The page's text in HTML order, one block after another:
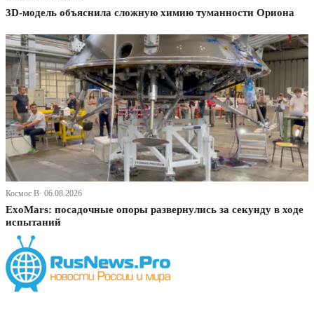
3D-модель объяснила сложную химию туманности Ориона
Космос В· 06.08.2026
ExoMars: посадочные опоры развернулись за секунду в ходе
испытаний